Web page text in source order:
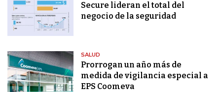
Secure lideran el total del
negocio de la seguridad
SALUD
Prorrogan un año más de
medida de vigilancia especial a
EPS Coomeva